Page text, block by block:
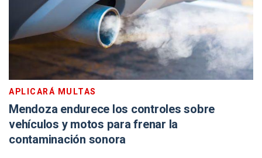
APLICARÁ MULTAS
Mendoza endurece los controles sobre
vehículos y motos para frenar la
contaminación sonora